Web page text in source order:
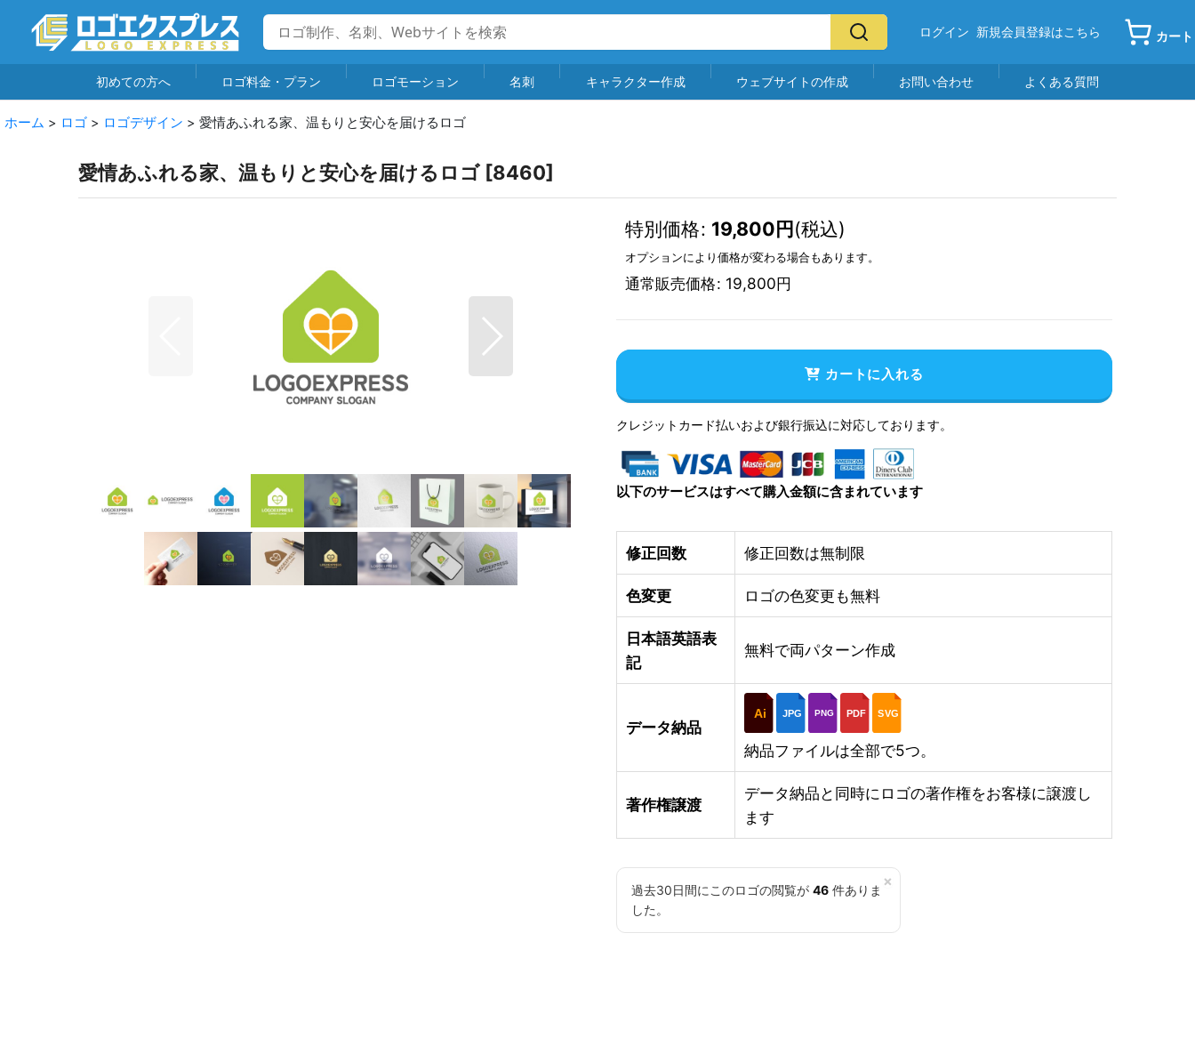
ログイン 新規会員登録はこちら カート
初めての方へ ロゴ料金・プラン ロゴモーション 名刺 キャラクター作成 ウェブサイトの作成 お問い合わせ よくある質問
ホーム > ロゴ > ロゴデザイン > 愛情あふれる家、温もりと安心を届けるロゴ
愛情あふれる家、温もりと安心を届けるロゴ [8460]
特別価格: 19,800円(税込)
オプションにより価格が変わる場合もあります。
通常販売価格: 19,800円
カートに入れる
クレジットカード払いおよび銀行振込に対応しております。
以下のサービスはすべて購入金額に含まれています
修正回数 修正回数は無制限
色変更 ロゴの色変更も無料
日本語英語表
記
無料で両パターン作成
データ納品
Ai JPG PNG PDF SVG
納品ファイルは全部で5つ。
著作権譲渡
データ納品と同時にロゴの著作権をお客様に譲渡し
ます
×
過去30日間にこのロゴの閲覧が 46 件ありま
した。